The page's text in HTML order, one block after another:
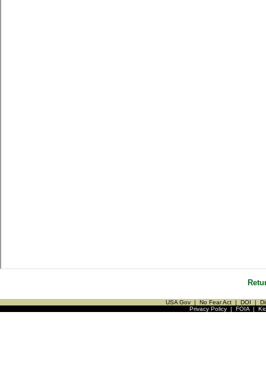
USA Gov | No Fear Act | DOI |
Privacy Policy| FOIA|